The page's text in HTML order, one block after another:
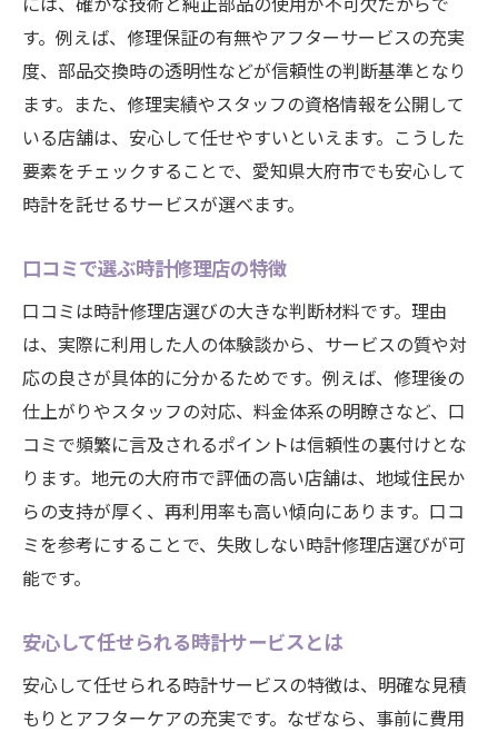
す。例えば、修理保証の有無やアフターサービスの充実
度、部品交換時の透明性などが信頼性の判断基準となり
ます。また、修理実績やスタッフの資格情報を公開して
いる店舗は、安心して任せやすいといえます。こうした
要素をチェックすることで、愛知県大府市でも安心して
時計を託せるサービスが選べます。
口コミで選ぶ時計修理店の特徴
口コミは時計修理店選びの大きな判断材料です。理由
は、実際に利用した人の体験談から、サービスの質や対
応の良さが具体的に分かるためです。例えば、修理後の
仕上がりやスタッフの対応、料金体系の明瞭さなど、口
コミで頻繁に言及されるポイントは信頼性の裏付けとな
ります。地元の大府市で評価の高い店舗は、地域住民か
らの支持が厚く、再利用率も高い傾向にあります。口コ
ミを参考にすることで、失敗しない時計修理店選びが可
能です。
安心して任せられる時計サービスとは
安心して任せられる時計サービスの特徴は、明確な見積
もりとアフターケアの充実です。なぜなら、事前に費用